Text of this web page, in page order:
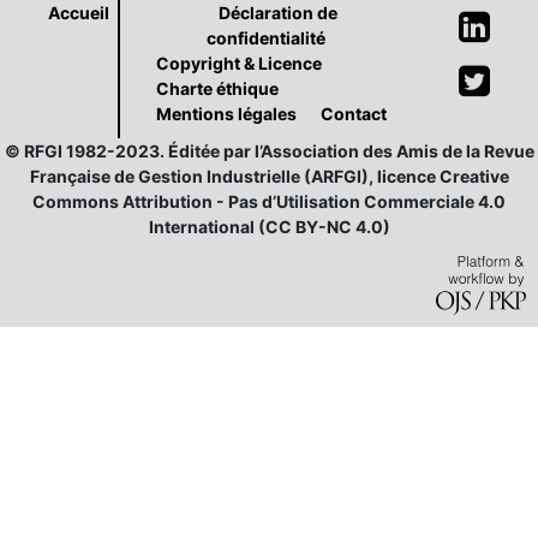
Accueil
Déclaration de
confidentialité
Copyright & Licence
Charte éthique
Mentions légales
Contact
© RFGI 1982-2023. Éditée par l’Association des Amis de la Revue
Française de Gestion Industrielle (ARFGI), licence Creative
Commons Attribution - Pas d’Utilisation Commerciale 4.0
International (CC BY-NC 4.0)